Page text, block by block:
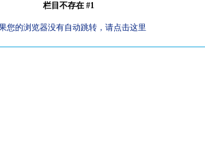
栏目不存在 #1
您的浏览器没有自动跳转，请点击这里